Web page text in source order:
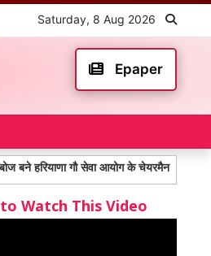
Saturday, 8 Aug 2026
Epaper
गौ सेवा आयोग के चेयरमैन Toll Plaza:
Watch This Video